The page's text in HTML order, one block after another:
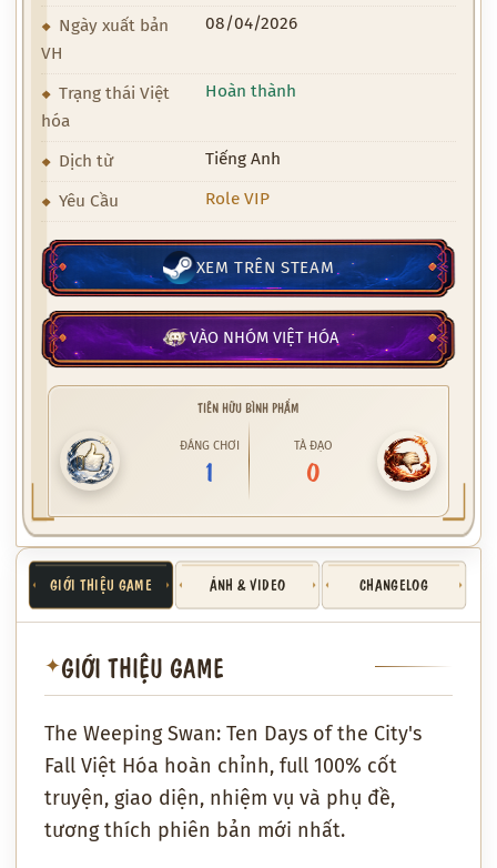
Ngày xuất bản
VH
08/04/2026
Trạng thái Việt
hóa
Hoàn thành
Dịch từ Tiếng Anh
Yêu Cầu Role VIP
XEM TRÊN STEAM
VÀO NHÓM VIỆT HÓA
TIÊN HỮU BÌNH PHẨM
ĐÁNG CHƠI
1
TÀ ĐẠO
0
GIỚI THIỆU GAME ẢNH & VIDEO CHANGELOG
✦GIỚI THIỆU GAME
The Weeping Swan: Ten Days of the City's
Fall Việt Hóa hoàn chỉnh, full 100% cốt
truyện, giao diện, nhiệm vụ và phụ đề,
tương thích phiên bản mới nhất.